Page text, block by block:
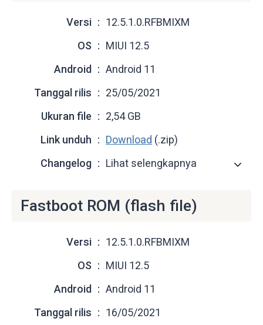
Versi
12.5.1.0.RFBMIXM
OS
MIUI 12.5
Android
Android 11
Tanggal rilis
25/05/2021
Ukuran file
2,54 GB
Link unduh
Download (.zip)
Changelog
Lihat selengkapnya
Fastboot ROM (flash file)
Versi
12.5.1.0.RFBMIXM
OS
MIUI 12.5
Android
Android 11
Tanggal rilis
16/05/2021